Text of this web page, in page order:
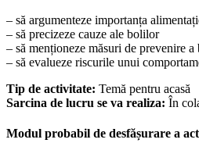
– să argumenteze importanța
– să precizeze cauze ale bolilor
– să menționeze măsuri de prevenire
– să evalueze riscurile unui
Tip de activitate: Temă pentru acasă
Sarcina de lucru se va realiza: În
Modul probabil de desfășurare a